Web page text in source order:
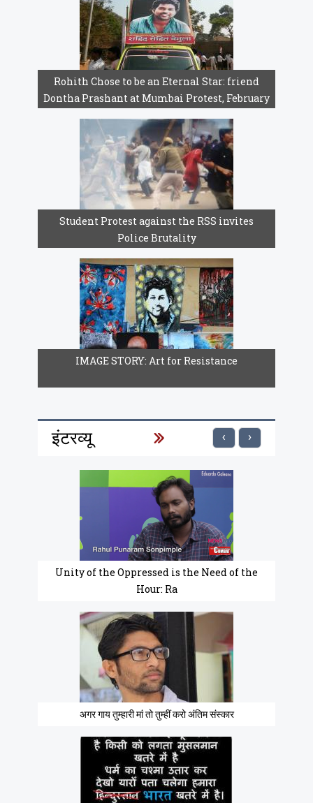
Rohith Chose to be an Eternal Star: friend
Dontha Prashant at Mumbai Protest, February
Student Protest against the RSS invites
Police Brutality
IMAGE STORY: Art for Resistance
इंटरव्यू
Unity of the Oppressed is the Need of the
Hour: Ra
अगर गाय तुम्हारी मां तो तुम्हीं करो अंतिम संस्कार
‹ ›